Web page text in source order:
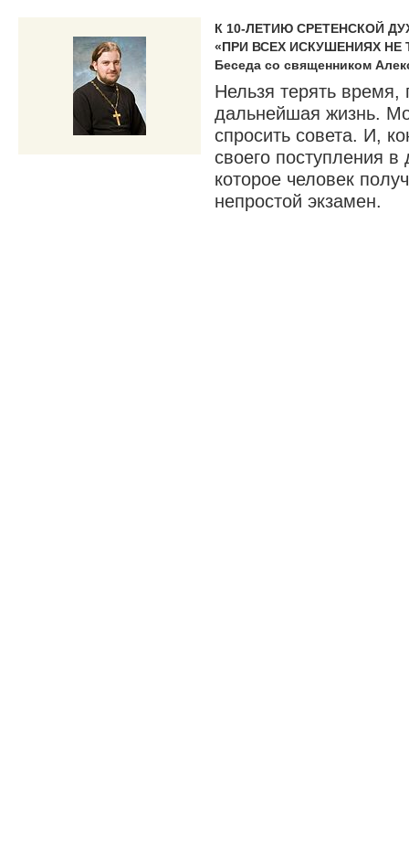
К 10-ЛЕТИЮ СРЕТЕНСКОЙ
«ПРИ ВСЕХ ИСКУШЕНИЯХ НЕ
Беседа со священником
Нельзя терять время,
дальнейшая жизнь.
спросить совета. И,
своего поступления
которое человек
непростой экзамен.